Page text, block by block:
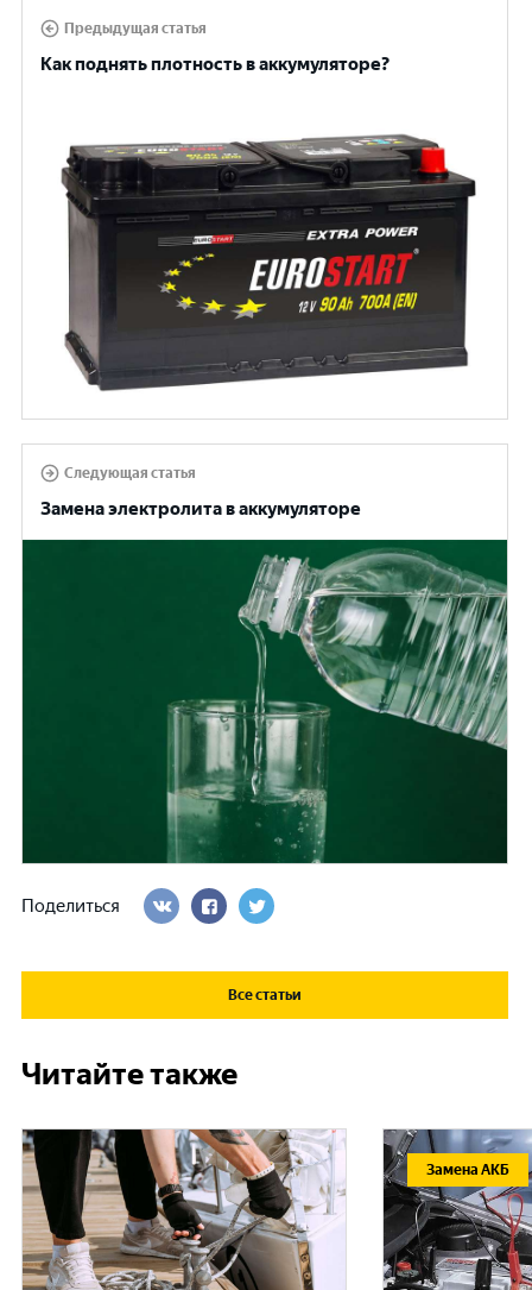
Предыдущая статья
Как поднять плотность в аккумуляторе?
Следующая статья
Замена электролита в аккумуляторе
Поделиться
Все статьи
Читайте также
Замена АКБ